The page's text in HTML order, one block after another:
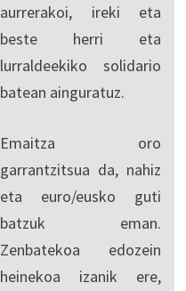
aurrerakoi, ireki eta
beste herri eta
lurraldeekiko solidario
batean ainguratuz.
Emaitza oro
garrantzitsua da, nahiz
eta euro/eusko guti
batzuk eman.
Zenbatekoa edozein
heinekoa izanik ere,